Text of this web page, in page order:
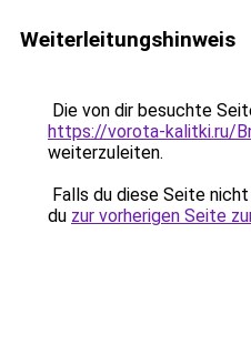
Weiterleitungshinweis
Die von dir besuchte
https://vorota-kalitki.ru/
weiterzuleiten.
Falls du diese Seite
du zur vorherigen Seite